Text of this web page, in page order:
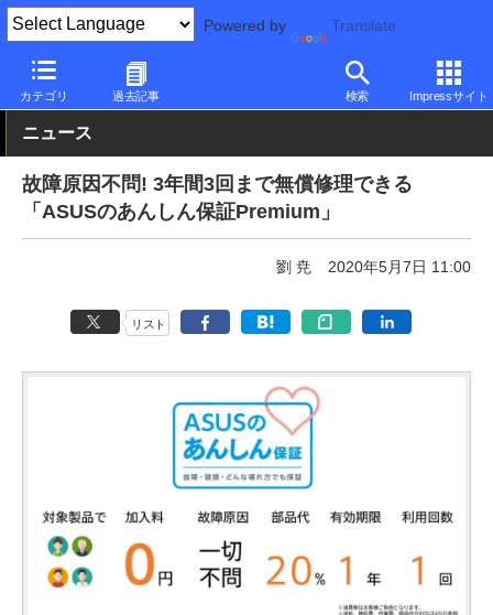
Powered by Translate
カテゴリ 過去記事 検索 Impressサイト
PC Watch パソコン/タブレット/スマートフォン モバイルノート
ニュース
故障原因不問! 3年間3回まで無償修理できる
「ASUSのあんしん保証Premium」
劉 尭 2020年5月7日 11:00
リスト